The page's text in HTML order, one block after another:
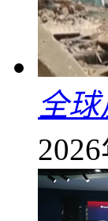
全